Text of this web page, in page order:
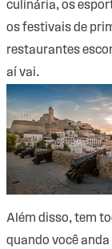
culinária, os
os festivais de
restaurantes
aí vai.
Além disso, tem
quando você